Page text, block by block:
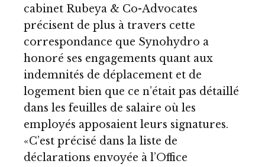
cabinet Rubeya & Co-Advocates
précisent de plus à travers cette
correspondance que Synohydro a
honoré ses engagements quant aux
indemnités de déplacement et de
logement bien que ce n’était pas détaillé
dans les feuilles de salaire où les
employés apposaient leurs signatures.
«C’est précisé dans la liste de
déclarations envoyée à l’Office